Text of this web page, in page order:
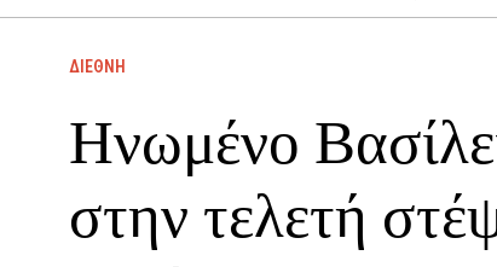
ΔΙΕΘΝΗ
Ηνωμένο
στην τελετή